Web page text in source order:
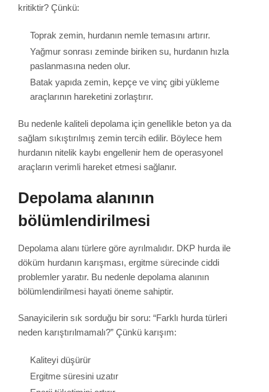
kritiktir? Çünkü:
Toprak zemin, hurdanın nemle temasını artırır.
Yağmur sonrası zeminde biriken su, hurdanın hızla
paslanmasına neden olur.
Batak yapıda zemin, kepçe ve vinç gibi yükleme
araçlarının hareketini zorlaştırır.
Bu nedenle kaliteli depolama için genellikle beton ya da
sağlam sıkıştırılmış zemin tercih edilir. Böylece hem
hurdanın nitelik kaybı engellenir hem de operasyonel
araçların verimli hareket etmesi sağlanır.
Depolama alanının
bölümlendirilmesi
Depolama alanı türlere göre ayrılmalıdır. DKP hurda ile
döküm hurdanın karışması, ergitme sürecinde ciddi
problemler yaratır. Bu nedenle depolama alanının
bölümlendirilmesi hayati öneme sahiptir.
Sanayicilerin sık sorduğu bir soru: “Farklı hurda türleri
neden karıştırılmamalı?” Çünkü karışım:
Kaliteyi düşürür
Ergitme süresini uzatır